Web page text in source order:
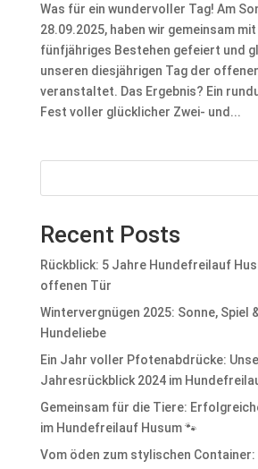
Was für ein wundervoller Tag! Am
28.09.2025, haben wir gemeinsam
fünfjähriges Bestehen gefeiert und
unseren diesjährigen Tag der
veranstaltet. Das Ergebnis? Ein
Fest voller glücklicher Zwei- und...
Recent Posts
Rückblick: 5 Jahre Hundefreilauf
offenen Tür
Wintervergnügen 2025: Sonne, Spiel
Hundeliebe
Ein Jahr voller Pfotenabdrücke:
Jahresrückblick 2024 im
Gemeinsam für die Tiere:
im Hundefreilauf Husum 🐾
Vom öden zum stylischen Container: